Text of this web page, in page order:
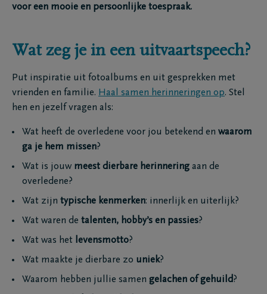
voor een mooie en persoonlijke toespraak.
Wat zeg je in een uitvaartspeech?
Put inspiratie uit fotoalbums en uit gesprekken met
vrienden en familie. Haal samen herinneringen op. Stel
hen en jezelf vragen als:
Wat heeft de overledene voor jou betekend en waarom
ga je hem missen?
Wat is jouw meest dierbare herinnering aan de
overledene?
Wat zijn typische kenmerken: innerlijk en uiterlijk?
Wat waren de talenten, hobby’s en passies?
Wat was het levensmotto?
Wat maakte je dierbare zo uniek?
Waarom hebben jullie samen gelachen of gehuild?